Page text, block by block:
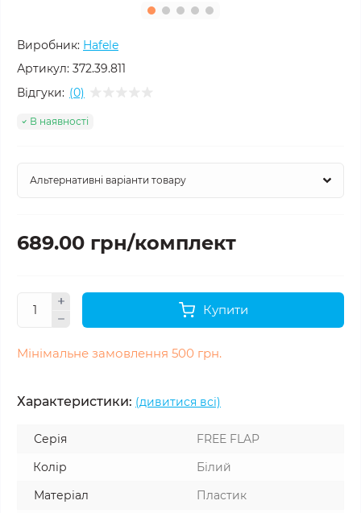
Виробник: Hafele
Артикул: 372.39.811
Відгуки: (0)
В наявності
689.00 грн/комплект
Купити
Мінімальне замовлення 500 грн.
Характеристики: (дивитися всі)
Серія
FREE FLAP
Колір
Білий
Матеріал
Пластик